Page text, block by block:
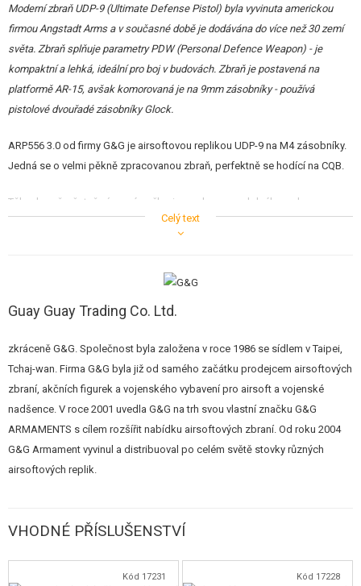
STAVEBNICE, MODELY
REKLAMNÍ PŘEDMĚTY
NOVINKY
Moderní zbraň UDP-9 (Ultimate Defense Pistol) byla vyvinuta americkou
firmou Angstadt Arms a v současné době je dodávána do více než 30 zemí
světa. Zbraň splňuje parametry PDW (Personal Defence Weapon) - je
kompaktní a lehká, ideální pro boj v budovách. Zbraň je postavená na
platformě AR-15, avšak komorovaná je na 9mm zásobníky - používá
pistolové dvouřadé zásobníky Glock.
ARP556 3.0 od firmy G&G je airsoftovou replikou UDP-9 na M4 zásobníky.
Jedná se o velmi pěkně zpracovanou zbraň, perfektně se hodící na CQB.
Tělo zbraně, včetně výsuvné pažby, je vyrobeno z odolného polymeru s
pěknou povrchovou úpravou. Ovládací prvky jsou díky platformě AR-15
okénko nábojnic. Jeho otevřením se dostáváte k hop-up komoře, která je
sice plastová, ale velmi dobře zpracovaná. Hop-up se nastavuje pomocí
rotačního prstence.
kuliček. V naší nabídce najdete i další varianty točných a tlačných
Celý text
Guay Guay Trading Co. Ltd.
zkráceně G&G. Společnost byla založena v roce 1986 se sídlem v Taipei,
Tchaj-wan. Firma G&G byla již od samého začátku prodejcem airsoftových
zbraní, akčních figurek a vojenského vybavení pro airsoft a vojenské
nadšence. V roce 2001 uvedla G&G na trh svou vlastní značku G&G
ARMAMENTS s cílem rozšířit nabídku airsoftových zbraní. Od roku 2004
G&G Armament vyvinul a distribuoval po celém světě stovky různých
airsoftových replik.
VHODNÉ PŘÍSLUŠENSTVÍ
Kód 17231 Kód 17228